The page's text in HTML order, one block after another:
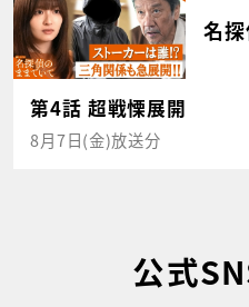
名
第4話 超戦慄展開
8月7日(金)放送分
公式